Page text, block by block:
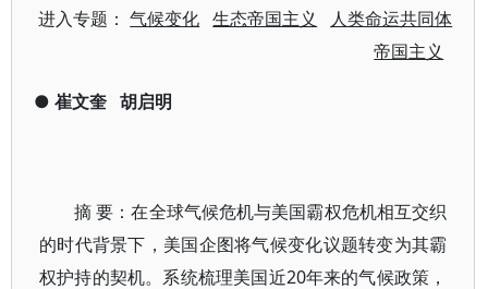
进入专题：气候变化 生态帝国主义
人类命运共同体
帝国主义
● 崔文奎 胡启明
摘 要：在全球气候危机与美国霸权危机相互交织
的时代背景下，美国企图将气候变化议题转变为其霸
权护持的契机。系统梳理美国近20年来的气候政策，